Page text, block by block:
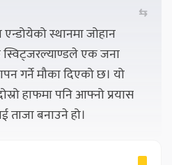
⇆
स्थानमा जोहान
एक जना
गर्ने मौका दिएको छ। यो
हाफमा पनि आफ्नो प्रयास
ताजा बनाउने हो।